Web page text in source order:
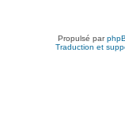
Propulsé par
Traduction et